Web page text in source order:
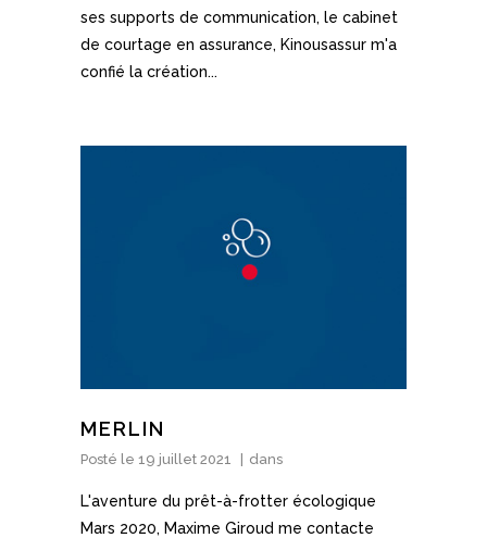
ses supports de communication, le cabinet
de courtage en assurance, Kinousassur m'a
confié la création...
MERLIN
Posté le 19 juillet 2021 dans
L'aventure du prêt-à-frotter écologique
Mars 2020, Maxime Giroud me contacte